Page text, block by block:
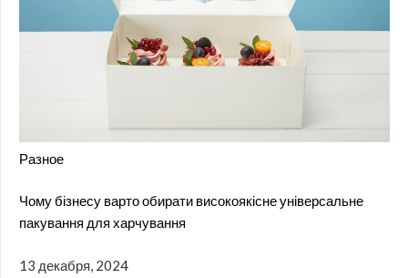
Разное
Чому бізнесу варто обирати високоякісне універсальне
пакування для харчування
13 декабря, 2024